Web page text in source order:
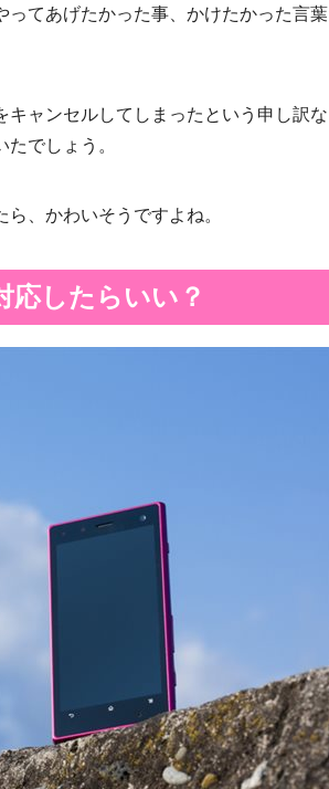
てあげたかった事、かけたかった言葉
ャンセルしてしまったという申し訳な
でしょう。
、かわいそうですよね。
応したらいい？